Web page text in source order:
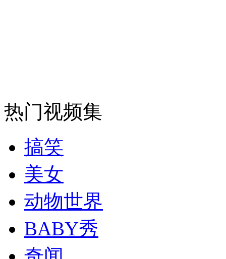
走！跟着总书记去植树
消防员救轻生者
司机酒驾遇交警 急速倒车逃窜
热门视频集
搞笑
美女
动物世界
BABY秀